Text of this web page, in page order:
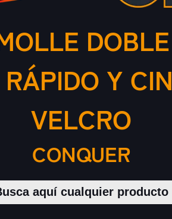
Y
VELCRO
CONQUER
Buscar productos